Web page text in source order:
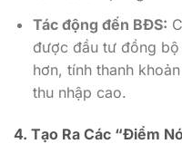
Tác động đến BĐS:
được đầu tư đồng
hơn, tính thanh
thu nhập cao.
4. Tạo Ra Các “Điểm